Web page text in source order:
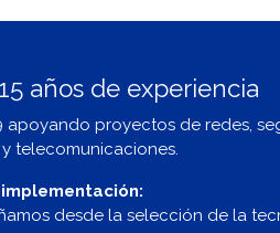
años de experiencia
apoyando proyectos de redes,
telecomunicaciones.
desde la selección de la